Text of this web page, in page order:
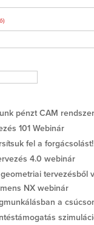
pénzt CAM
101 Webinár
fel a forgácsolást!
4.0 webinár
tervezésből
NX webinár
a